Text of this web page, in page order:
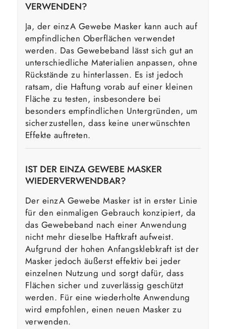
VERWENDEN?
Ja, der einzA Gewebe Masker kann auch auf
empfindlichen Oberflächen verwendet
werden. Das Gewebeband lässt sich gut an
unterschiedliche Materialien anpassen, ohne
Rückstände zu hinterlassen. Es ist jedoch
ratsam, die Haftung vorab auf einer kleinen
Fläche zu testen, insbesondere bei
besonders empfindlichen Untergründen, um
sicherzustellen, dass keine unerwünschten
Effekte auftreten.
IST DER EINZA GEWEBE MASKER
WIEDERVERWENDBAR?
Der einzA Gewebe Masker ist in erster Linie
für den einmaligen Gebrauch konzipiert, da
das Gewebeband nach einer Anwendung
nicht mehr dieselbe Haftkraft aufweist.
Aufgrund der hohen Anfangsklebkraft ist der
Masker jedoch äußerst effektiv bei jeder
einzelnen Nutzung und sorgt dafür, dass
Flächen sicher und zuverlässig geschützt
werden. Für eine wiederholte Anwendung
wird empfohlen, einen neuen Masker zu
verwenden.